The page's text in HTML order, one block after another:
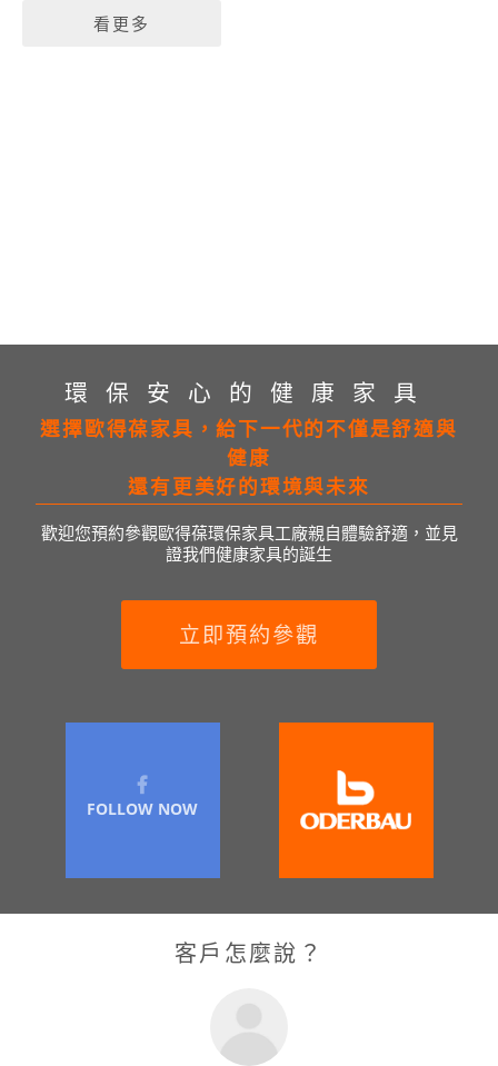
看更多
環保安心的健康家具
選擇歐得葆家具，給下一代的不僅是舒適與
健康
還有更美好的環境與未來
歡迎您預約參觀歐得葆環保家具工廠親自體驗舒適，並見
證我們健康家具的誕生
立即預約參觀
FOLLOW NOW
客戶怎麼說？